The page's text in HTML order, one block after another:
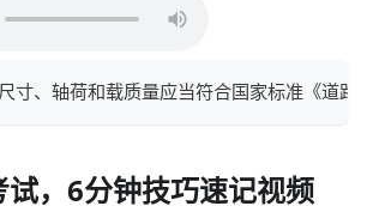
寸、轴荷和载质量应当符合国家标准《道
，6分钟技巧速记视频